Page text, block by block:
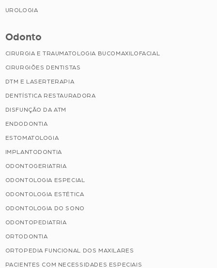
UROLOGIA
Odonto
CIRURGIA E TRAUMATOLOGIA BUCOMAXILOFACIAL
CIRURGIÕES DENTISTAS
DTM E LASERTERAPIA
DENTÍSTICA RESTAURADORA
DISFUNÇÃO DA ATM
ENDODONTIA
ESTOMATOLOGIA
IMPLANTODONTIA
ODONTOGERIATRIA
ODONTOLOGIA ESPECIAL
ODONTOLOGIA ESTÉTICA
ODONTOLOGIA DO SONO
ODONTOPEDIATRIA
ORTODONTIA
ORTOPEDIA FUNCIONAL DOS MAXILARES
PACIENTES COM NECESSIDADES ESPECIAIS